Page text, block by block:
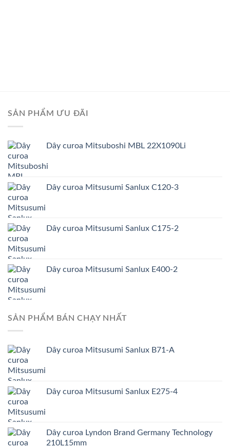
SẢN PHẨM ƯU ĐÃI
Dây curoa Mitsuboshi MBL 22X1090Li
Dây curoa Mitsusumi Sanlux C120-3
Dây curoa Mitsusumi Sanlux C175-2
Dây curoa Mitsusumi Sanlux E400-2
SẢN PHẨM BÁN CHẠY NHẤT
Dây curoa Mitsusumi Sanlux B71-A
Dây curoa Mitsusumi Sanlux E275-4
Dây curoa Lyndon Brand Germany Technology
210L15mm